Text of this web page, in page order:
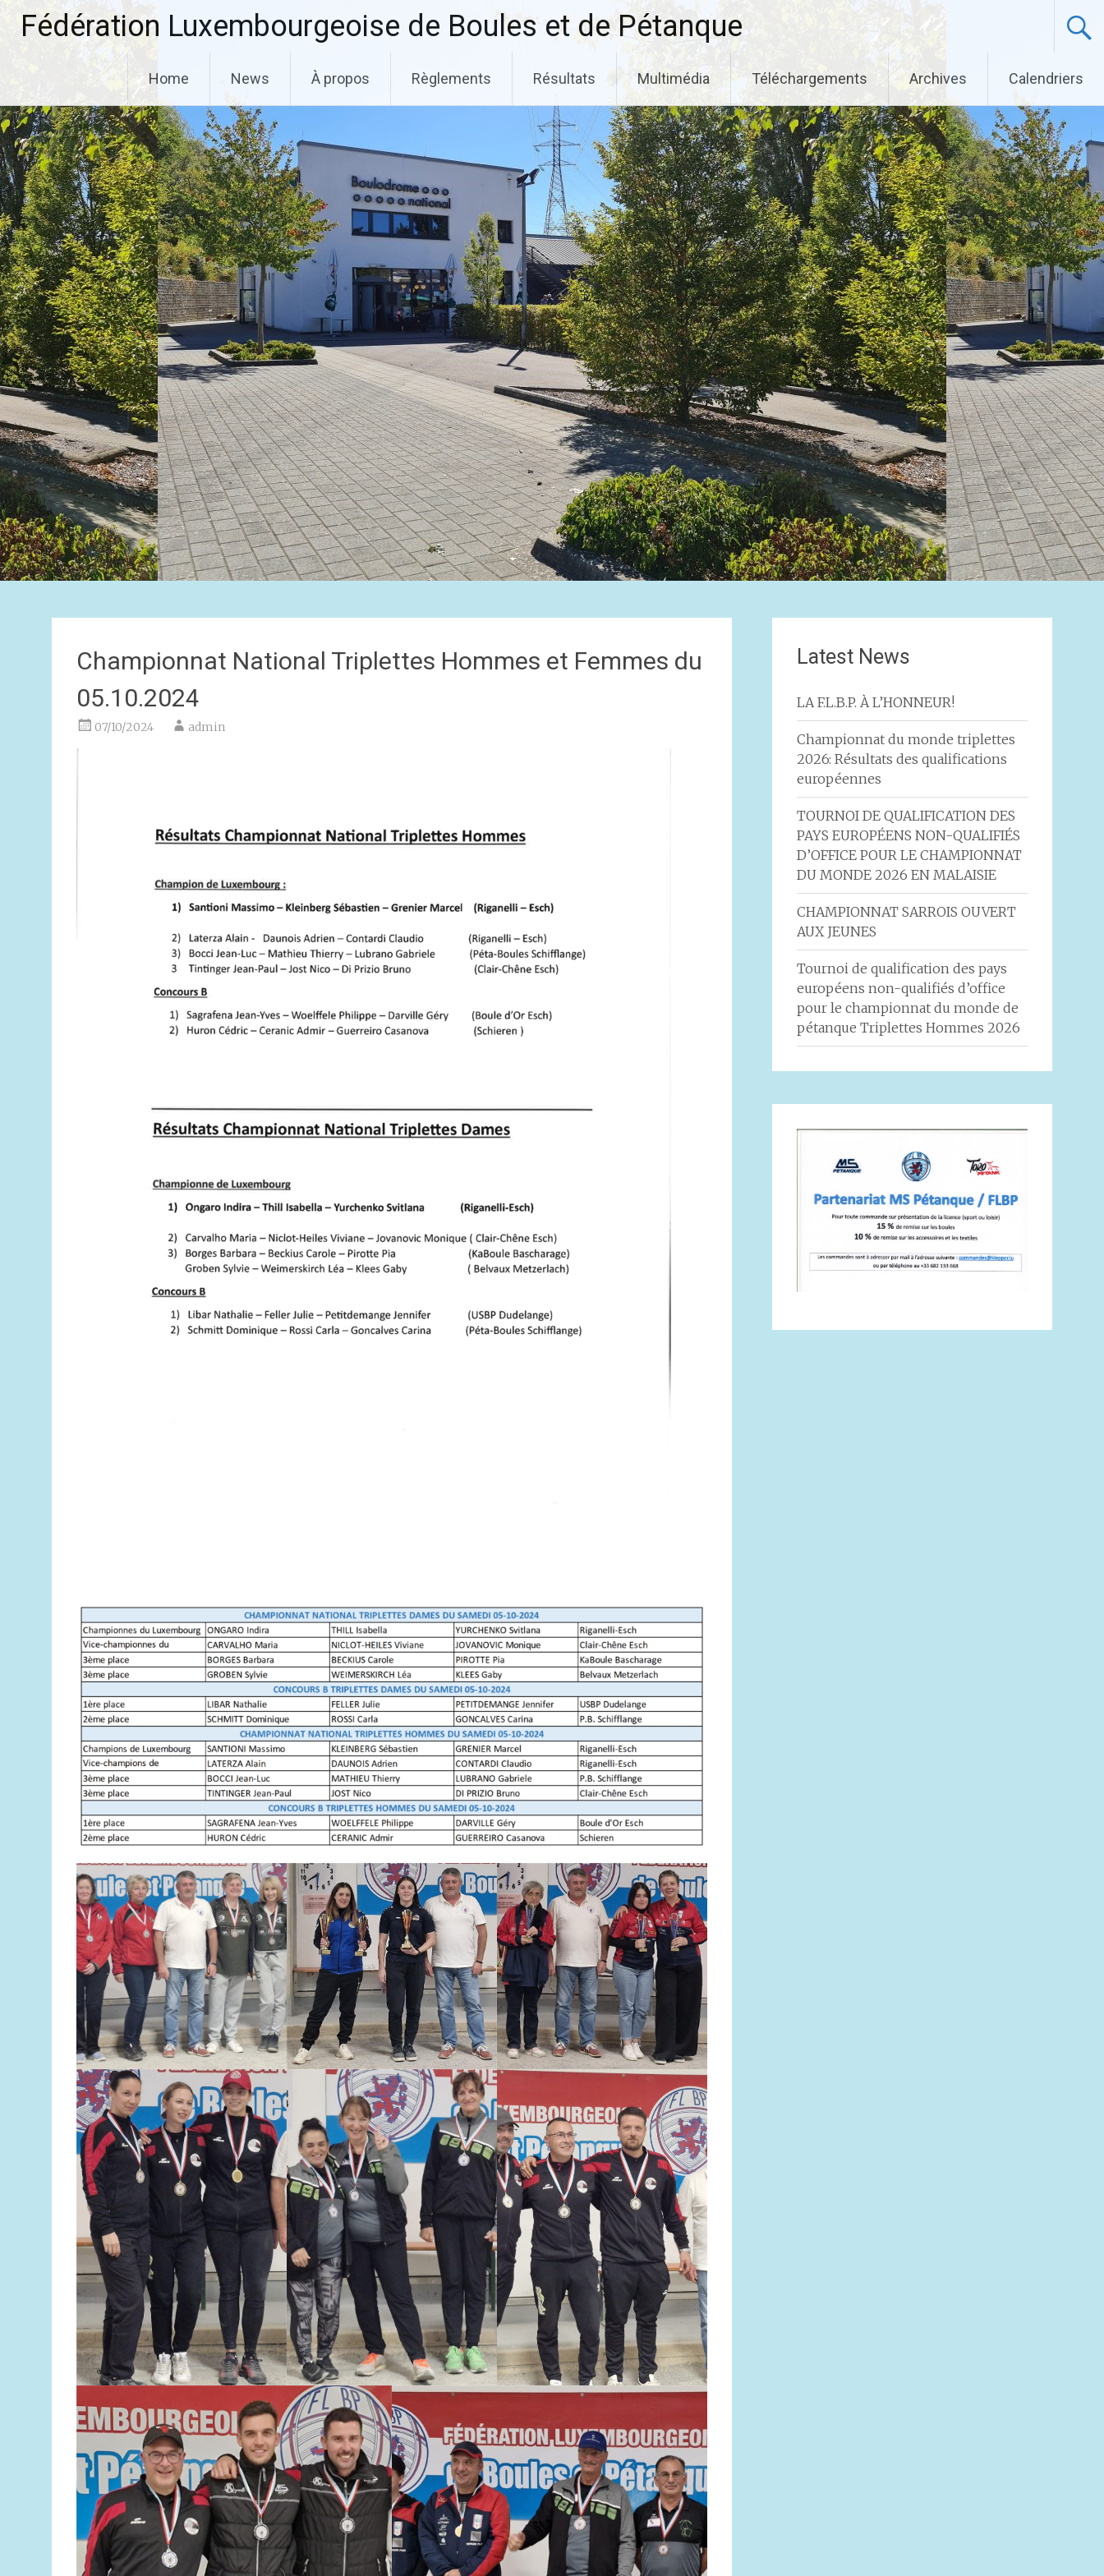
Fédération Luxembourgeoise de Boules et de Pétanque
Home News À propos Règlements Résultats Multimédia Téléchargements Archives Calendriers
Championnat National Triplettes Hommes et Femmes du
05.10.2024
07/10/2024 admin
Latest News
LA F.L.B.P. À L’HONNEUR!
Championnat du monde triplettes
2026: Résultats des qualifications
européennes
TOURNOI DE QUALIFICATION DES
PAYS EUROPÉENS NON-QUALIFIÉS
D’OFFICE POUR LE CHAMPIONNAT
DU MONDE 2026 EN MALAISIE
CHAMPIONNAT SARROIS OUVERT
AUX JEUNES
Tournoi de qualification des pays
européens non-qualifiés d’office
pour le championnat du monde de
pétanque Triplettes Hommes 2026